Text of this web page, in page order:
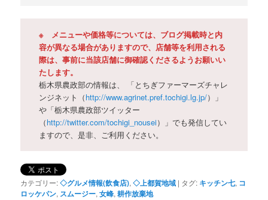
※ メニューや価格等については、ブログ掲載時と内
容が異なる場合がありますので、店舗等を利用される
際は、事前に当該店舗に御確認くださるようお願いい
たします。
栃木県農政部の情報は、 「とちぎファーマーズチャレ
ンジネット（http://www.agrinet.pref.tochigi.lg.jp/）」
や「栃木県農政部ツイッター
（http://twitter.com/tochigi_nousei）」でも発信してい
ますので、是非、ご利用ください。
カテゴリー:◇グルメ情報(飲食店),◇上都賀地域 | タグ: キッチン七, コ
ロッケパン, スムージー,女峰,耕作放棄地